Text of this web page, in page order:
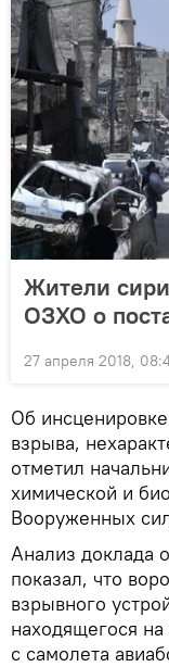
Жители
ОЗХО о
27 апреля 2018,
Об
взрыва,
отметил
химической и
Вооруженных
Анализ доклада
показал, что
взрывного
находящегося
с самолета